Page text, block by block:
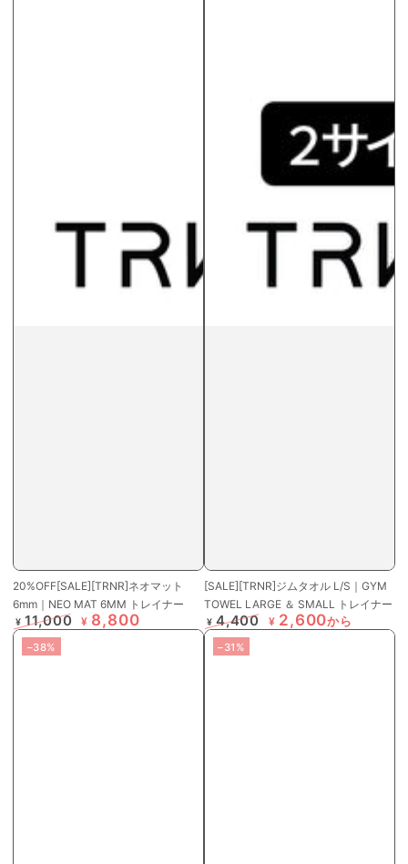
20%OFF[SALE][TRNR]ネオマット
6mm｜NEO MAT 6MM トレイナー
定
価
¥ 11,000 ¥ 8,800
[SALE][TRNR]ジムタオル L/S｜GYM
TOWEL LARGE ＆ SMALL トレイナー
定
価
¥ 4,400 ¥ 2,600から
–38% –31%